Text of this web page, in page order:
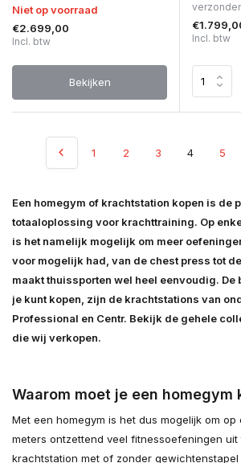
Niet op voorraad
€2.699,00
Incl. btw
Bekijken
Incl. btw
1 2 3 4 5
Een homegym of krachtstation kopen is de
totaaloplossing voor krachttraining. Op
is het namelijk mogelijk om meer
voor mogelijk had, van de chest press tot
maakt thuissporten wel heel eenvoudig. De
je kunt kopen, zijn de krachtstations van
Professional en Centr. Bekijk de gehele
die wij verkopen.
Waarom moet je een homegym
Met een homegym is het dus mogelijk om op
meters ontzettend veel fitnessoefeningen uit
krachtstation met of zonder